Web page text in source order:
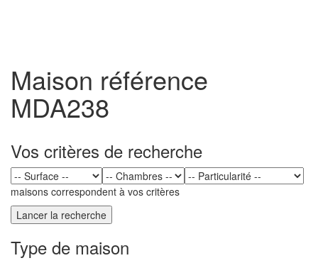
Maison référence
MDA238
Vos critères de recherche
maisons correspondent à vos critères
Type de maison